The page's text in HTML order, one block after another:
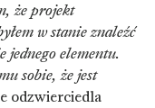
że projekt
w stanie znaleźć
jednego elementu.
sobie, że jest
odzwierciedla